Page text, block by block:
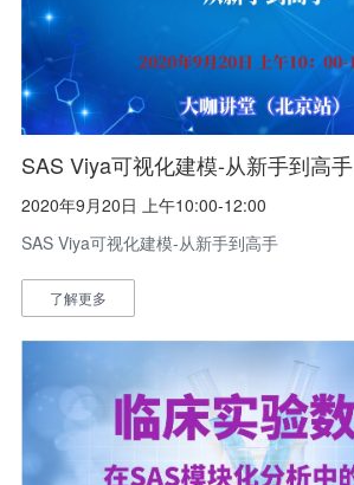
SAS Viya可视化建模-从新手到高手
2020年9月20日 上午10:00-12:00
SAS Viya可视化建模-从新手到高手
了解更多